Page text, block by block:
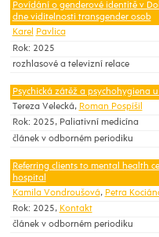
Povídání o genderové identitě v
dne viditelnosti transgender osob
Karel Pavlica
Rok: 2025
rozhlasové a televizní relace
Psychická zátěž a psychohygiena
Tereza Velecká, Roman Pospíšil
Rok: 2025, Paliativní medicína
článek v odborném periodiku
Referring clients to mental health
hospital
Kamila Vondroušová, Petra
Rok: 2025, Kontakt
článek v odborném periodiku